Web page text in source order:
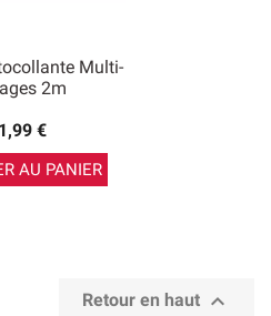
Multi-
2m
1,99 €
AU PANIER
Retour en haut 